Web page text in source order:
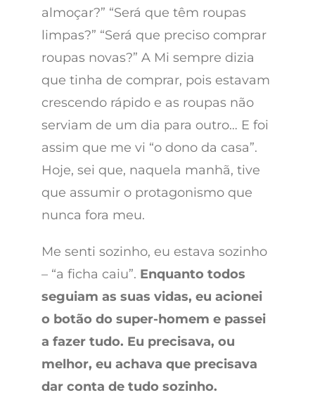
almoçar?” “Será que têm roupas
limpas?” “Será que preciso comprar
roupas novas?” A Mi sempre dizia
que tinha de comprar, pois estavam
crescendo rápido e as roupas não
serviam de um dia para outro… E foi
assim que me vi “o dono da casa”.
Hoje, sei que, naquela manhã, tive
que assumir o protagonismo que
nunca fora meu.
Me senti sozinho, eu estava sozinho
– “a ficha caiu”. Enquanto todos
seguiam as suas vidas, eu acionei
o botão do super-homem e passei
a fazer tudo. Eu precisava, ou
melhor, eu achava que precisava
dar conta de tudo sozinho.